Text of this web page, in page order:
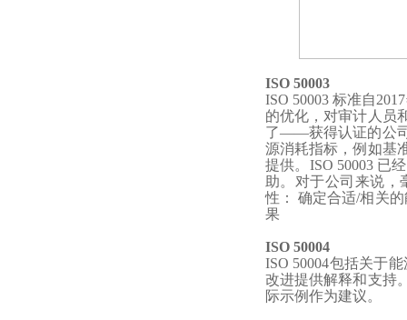
ISO 50003
ISO 50003 标准自
的优化，对审计人员
了——获得认证的公司
源消耗指标，例如基
提供。ISO 50003 已
助。对于公司来说，
性： 确定合适/相关
果
ISO 50004
ISO 50004包括关于
改进提供解释和支持
际示例作为建议。